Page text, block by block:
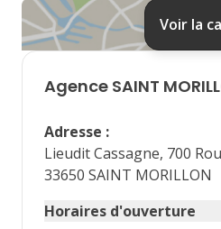
31
7
14 15 16
21 22
Voir la
Agence SAINT
Adresse :
Lieudit Cassagne, 700
33650 SAINT MORILLON
Horaires d'ouverture